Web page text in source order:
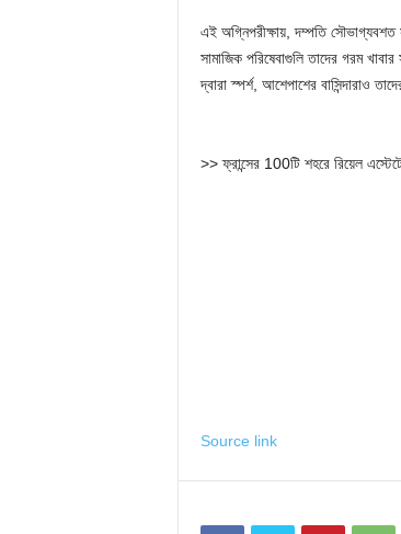
এই অগ্নিপরীক্ষায়, দম্পতি সৌভাগ্যবশত
সামাজিক পরিষেবাগুলি তাদের গরম
দ্বারা স্পর্শ, আশেপাশের বাসিন্দারাও
>> ফ্রান্সের 100টি শহরে রিয়েল
Source link